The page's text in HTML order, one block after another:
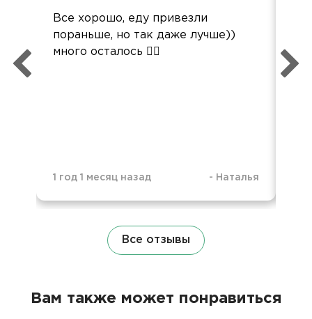
Все хорошо, еду привезли
пораньше, но так даже лучше))
много осталось 🤷‍♀️
1 год 1 месяц назад - Наталья
Все отзывы
Вам также может понравиться